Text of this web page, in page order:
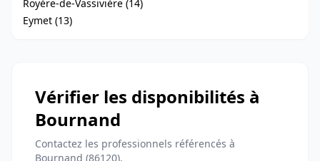
Royère-de-Vassivière (14)
Eymet (13)
Vérifier les disponibilités à
Bournand
Contactez les professionnels référencés à
Bournand (86120).